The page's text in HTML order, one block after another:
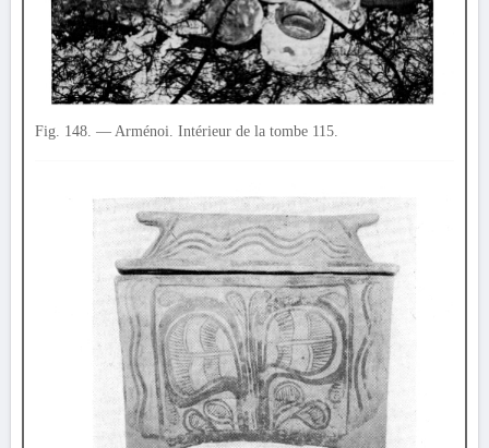
Fig. 148. — Arménoi. Intérieur de la tombe 115.